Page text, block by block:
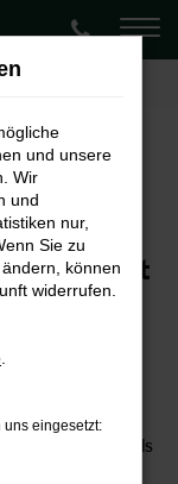
Neuwagen &
und betreibt
stellen wir
niemals
ein
und unsere
Wir
und
nur,
Sie zu
können
widerrufen.
uns eingesetzt: